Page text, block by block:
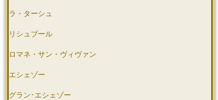
ラ・ターシュ
リシュブール
ロマネ・サン・ヴィヴァン
エシェゾー
グラン･エシェゾー